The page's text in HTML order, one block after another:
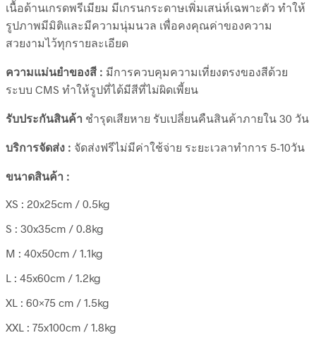
เนื้อด้านเกรดพรีเมียม มีเกรนกระดาษเพิ่มเสน่ห์เฉพาะตัว ทำให้
รูปภาพมีมิติและมีความนุ่มนวล เพื่อคงคุณค่าของความ
สวยงามไว้ทุกรายละเอียด
ความแม่นยำของสี : มีการควบคุมความเที่ยงตรงของสีด้วย
ระบบ CMS ทำให้รูปที่ได้มีสีที่ไม่ผิดเพี้ยน
รับประกันสินค้า ชำรุดเสียหาย รับเปลี่ยนคืนสินค้าภายใน 30 วัน
บริการจัดส่ง : จัดส่งฟรีไม่มีค่าใช้จ่าย ระยะเวลาทำการ 5-10วัน
ขนาดสินค้า :
XS : 20x25cm / 0.5kg
S : 30x35cm / 0.8kg
M : 40x50cm / 1.1kg
L : 45x60cm / 1.2kg
XL : 60×75 cm / 1.5kg
XXL : 75x100cm / 1.8kg